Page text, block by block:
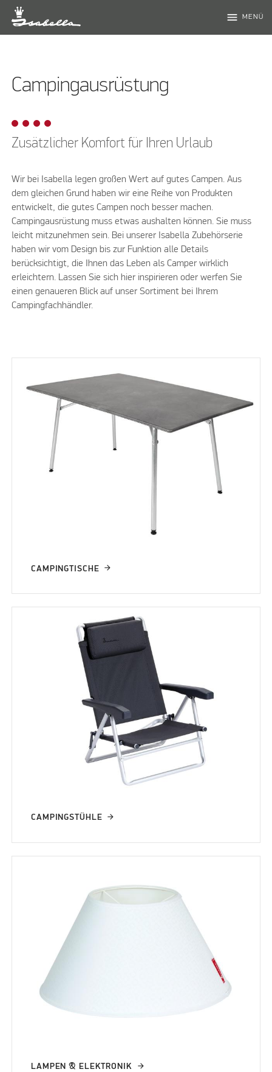
menu MENÜ
Campingausrüstung
Zusätzlicher Komfort für Ihren Urlaub
Wir bei Isabella legen großen Wert auf gutes Campen. Aus
dem gleichen Grund haben wir eine Reihe von Produkten
entwickelt, die gutes Campen noch besser machen.
Campingausrüstung muss etwas aushalten können. Sie muss
leicht mitzunehmen sein. Bei unserer Isabella Zubehörserie
haben wir vom Design bis zur Funktion alle Details
berücksichtigt, die Ihnen das Leben als Camper wirklich
erleichtern. Lassen Sie sich hier inspirieren oder werfen Sie
einen genaueren Blick auf unser Sortiment bei Ihrem
Campingfachhändler.
CAMPINGTISCHE
CAMPINGSTÜHLE
LAMPEN & ELEKTRONIK